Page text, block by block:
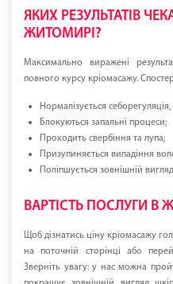
ЯКИХ РЕЗУЛЬТАТІВ
ЖИТОМИРІ?
Максимально виражені
повного курсу кріомасажу.
Нормалізується
Блокуються запальні процеси;
Проходить свербіння та лупа;
Призупиняється випадіння
Поліпшується зовнішній
ВАРТІСТЬ ПОСЛУГИ В
Щоб дізнатись ціну кріомасажу
на поточній сторінці або
Зверніть увагу: у нас можна